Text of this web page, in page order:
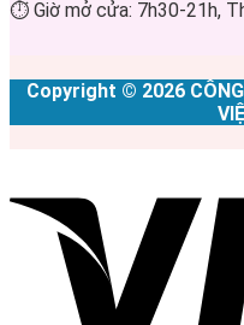
⏱ Giờ mở cửa: 7h30-21h,
Copyright © 2026